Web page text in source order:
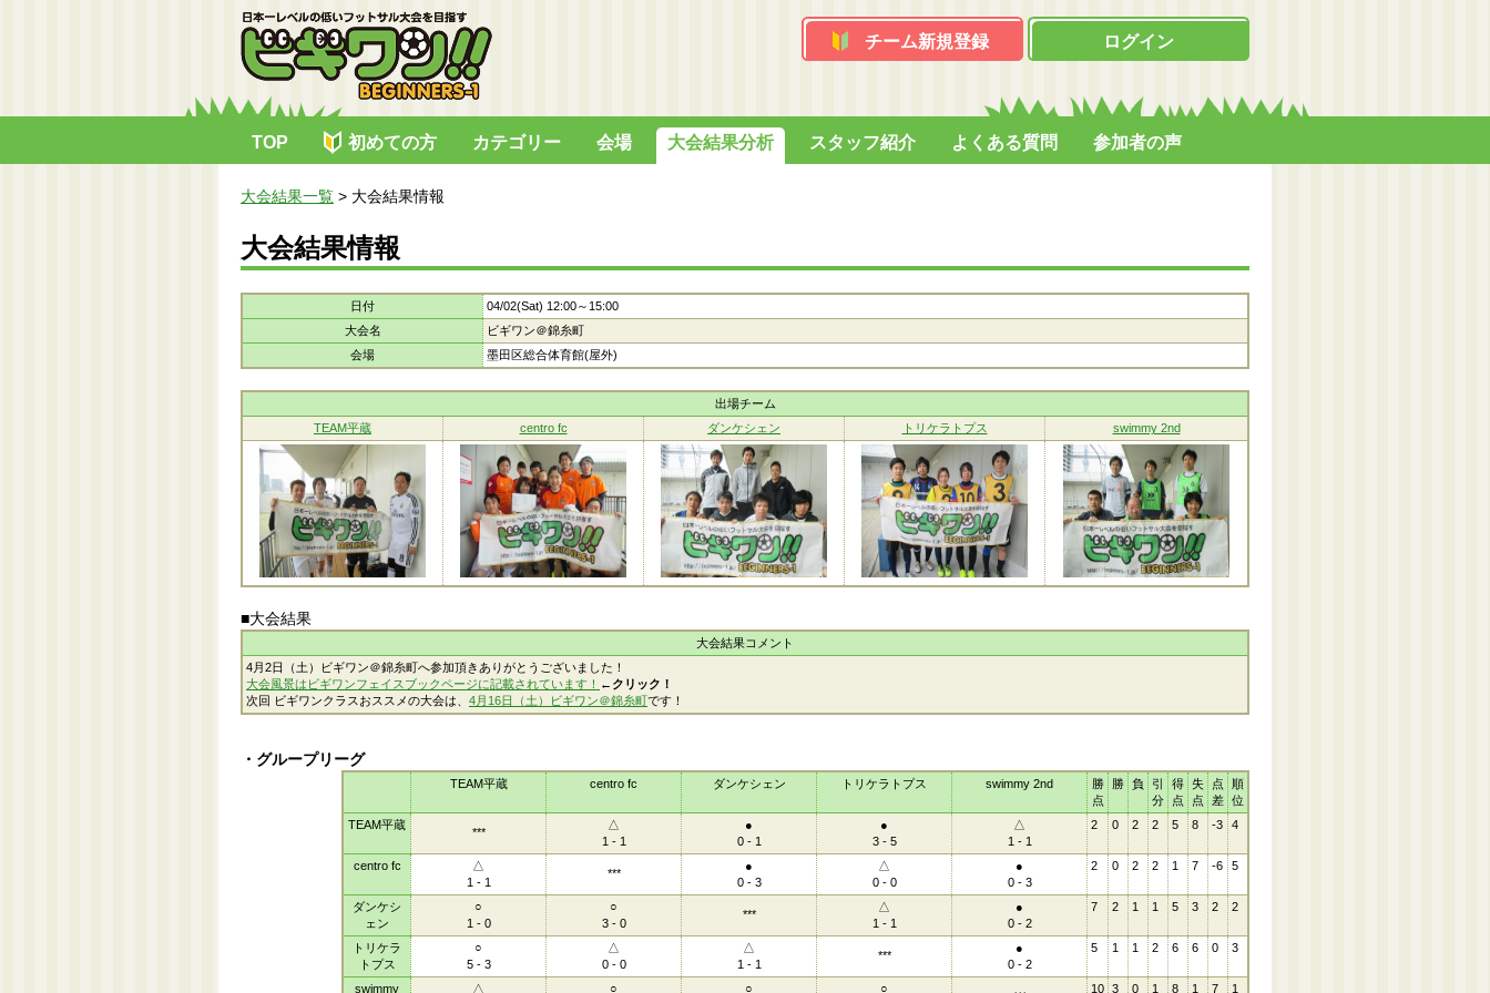
チーム新規登録 ログイン
TOP 初めての方 カテゴリー 会場 大会結果分析 スタッフ紹介 よくある質問 参加者の声
大会結果一覧 > 大会結果情報
大会結果情報
日付
04/02(Sat) 12:00～15:00
大会名
ビギワン＠錦糸町
会場
墨田区総合体育館(屋外)
出場チーム
TEAM平蔵
centro fc ダンケシェン トリケラトプス swimmy 2nd
■大会結果
大会結果コメント
4月2日（土）ビギワン＠錦糸町へ参加頂きありがとうございました！
大会風景はビギワンフェイスブックページに記載されています！ ←クリック！
次回 ビギワンクラスおススメの大会は、 4月16日（土）ビギワン＠錦糸町です！
・グループリーグ
TEAM平蔵 centro fc ダンケシェン トリケラトプス swimmy 2nd
勝
点
勝 負
引
分
得
点
失
点
点
差
順
位
TEAM平蔵
***
△
1 - 1
●
0 - 1
●
3 - 5
△
1 - 1
2 0 2 2 5 8 -3 4
centro fc
△
1 - 1
***
●
0 - 3
△
0 - 0
●
0 - 3
2 0 2 2 1 7 -6 5
ダンケシ
ェン
○
1 - 0
○
3 - 0
***
△
1 - 1
●
0 - 2
7 2 1 1 5 3 2 2
トリケラ
トプス
○
5 - 3
△
0 - 0
△
1 - 1
***
●
0 - 2
5 1 1 2 6 6 0 3
swimmy △ ○ ○ ○ 10 3 0 1 8 1 7 1